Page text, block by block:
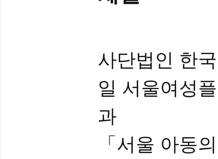
사단법인 한
일 서울여성
과
「서울 아동